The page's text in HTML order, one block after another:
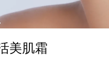
美肌霜